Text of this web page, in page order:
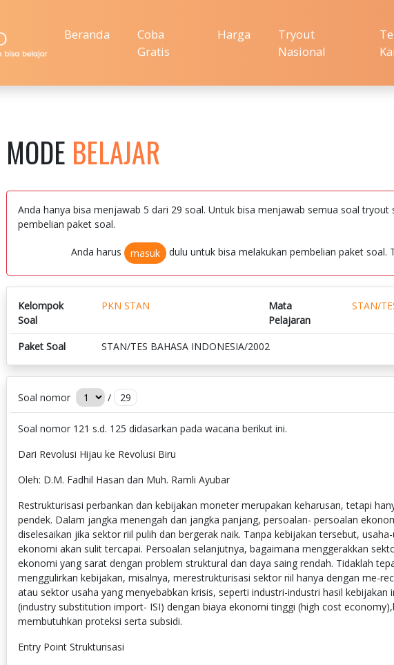
Beranda
Coba
Gratis
Harga
Tryout
Nasional
MODE BELAJAR
Anda hanya bisa menjawab 5 dari 29 soal. Untuk bisa menjawab semua soal tryout
pembelian paket soal.
Anda harus masuk dulu untuk bisa melakukan pembelian paket soal.
Kelompok
Soal
PKN STAN
Mata
Pelajaran
STAN/
Paket Soal STAN/TES BAHASA INDONESIA/2002
Soal nomor / 29
Soal nomor 121 s.d. 125 didasarkan pada wacana berikut ini.
Dari Revolusi Hijau ke Revolusi Biru
Oleh: D.M. Fadhil Hasan dan Muh. Ramli Ayubar
Restrukturisasi perbankan dan kebijakan moneter merupakan keharusan, tetapi
pendek. Dalam jangka menengah dan jangka panjang, persoalan- persoalan
diselesaikan jika sektor riil pulih dan bergerak naik. Tanpa kebijakan tersebut,
ekonomi akan sulit tercapai. Persoalan selanjutnya, bagaimana menggerakkan
ekonomi yang sarat dengan problem struktural dan daya saing rendah. Tidaklah
menggulirkan kebijakan, misalnya, merestrukturisasi sektor riil hanya dengan me-
atau sektor usaha yang menyebabkan krisis, seperti industri-industri hasil kebijakan
(industry substitution import- ISI) dengan biaya ekonomi tinggi (high cost
membutuhkan proteksi serta subsidi.
Entry Point Strukturisasi